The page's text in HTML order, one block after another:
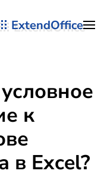
ExtendOffice
к
в Excel?